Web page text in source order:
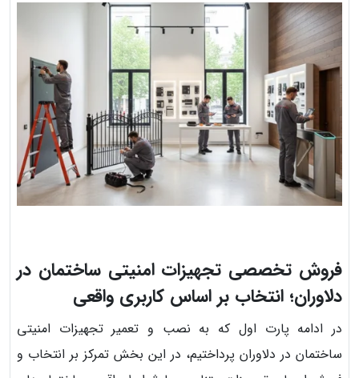
فروش تخصصی تجهیزات امنیتی ساختمان در
دلاوران؛ انتخاب بر اساس کاربری واقعی
در ادامه پارت اول که به نصب و تعمیر تجهیزات امنیتی
ساختمان در دلاوران پرداختیم، در این بخش تمرکز بر انتخاب و